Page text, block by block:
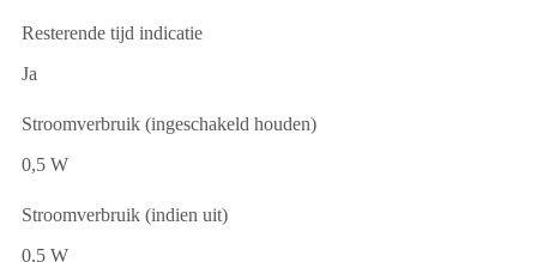
Resterende tijd indicatie
Ja
Stroomverbruik (ingeschakeld houden)
0,5 W
Stroomverbruik (indien uit)
0,5 W